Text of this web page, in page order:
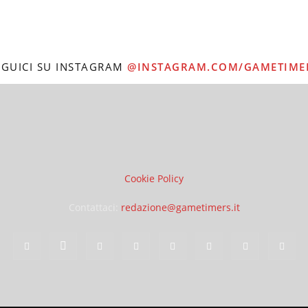
SU INSTAGRAM @INSTAGRAM.COM/
Cookie Policy
redazione@gametimers.it